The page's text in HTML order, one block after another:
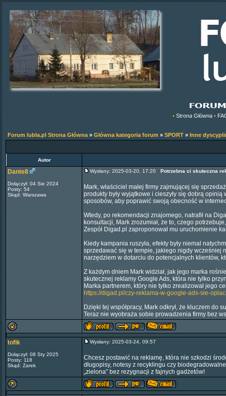
• Strona Główna •
Forum lubla.pl Strona Główna » Główna kategoria forum » SPORT » Inne
Autor
Dante8
Dołączył: 04 Sie 2024
Posty: 54
Skąd: Warszawa
Wysłany: 2025-03-20, 17:20 Potrzebna ci skuteczna
Mark, właściciel małej firmy zajmującej się
produkty były wyjątkowe i cieszyły się dobrą
sposobów, aby poprawić swoją obecność w
Wtedy, po rekomendacji znajomego, natrafił na
konsultacji, Mark zrozumiał, że to, czego
Zespół Digad.pl zaproponował mu uruchomienie
Kiedy kampania ruszyła, efekty były niemal
sprzedawać się w tempie, jakiego nigdy wcześniej
narzędziem w dotarciu do potencjalnych klientów,
Z każdym dniem Mark widział, jak jego marka
skutecznej reklamy Google Ads, która nie tylko
Marka partnerem, który nie tylko zrealizował jego
https://digad.pl/czy-reklama-w-google-ads-sie-
Dzięki tej współpracy, Mark odkrył, że kluczem
Teraz nie wyobraża sobie prowadzenia firmy bez
tofik
Dołączył: 08 Sty 2025
Posty: 118
Skąd: Zarek
Wysłany: 2025-03-24, 09:57
Chcesz postawić na reklamę, która nie szkodzi
długopisy, notesy z recyklingu czy
„zielona” bez rezygnacji z fajnych gadżetów!